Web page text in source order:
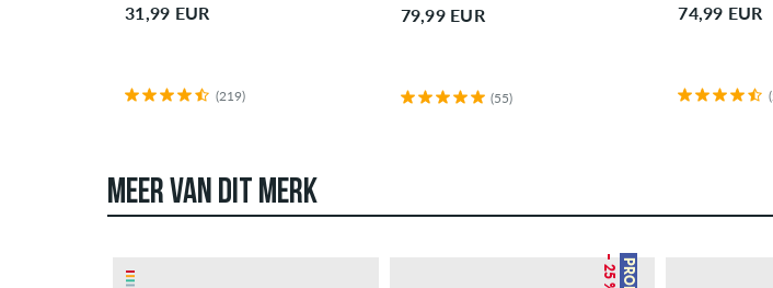
31,99 EUR
(219)
79,99 EUR
(55)
74,99 EUR
MEER VAN DIT MERK
– 25 %